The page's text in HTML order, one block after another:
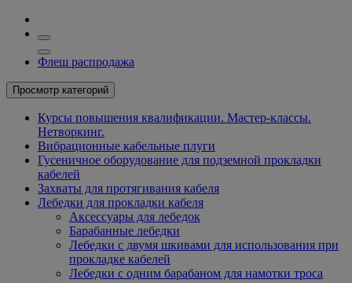
Флеш распродажа
Просмотр категорий
Курсы повышения квалификации. Мастер-классы.
Нетворкинг.
Вибрационные кабельные плуги
Гусеничное оборудование для подземной прокладки
кабелей
Захваты для протягивания кабеля
Лебедки для прокладки кабеля
Аксессуары для лебедок
Барабанные лебедки
Лебедки с двумя шкивами для использования при
прокладке кабелей
Лебедки с одним барабаном для намотки троса